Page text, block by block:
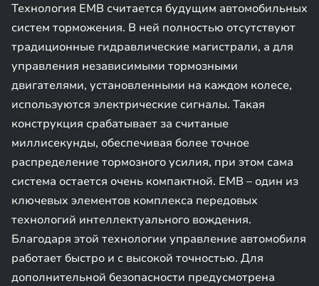
Технология EMB считается будущим автомобильных
систем торможения. В ней полностью отсутствуют
традиционные гидравлические магистрали, а для
управления независимыми тормозными
двигателями, установленными на каждом колесе,
используются электрические сигналы. Такая
конструкция срабатывает за считаные
миллисекунды, обеспечивая более точное
распределение тормозного усилия, при этом сама
система остается очень компактной. EMB – один из
ключевых элементов комплекса передовых
технологий интеллектуального вождения.
Благодаря этой технологии управление автомобиля
работает быстро и с высокой точностью. Для
дополнительной безопасности предусмотрена